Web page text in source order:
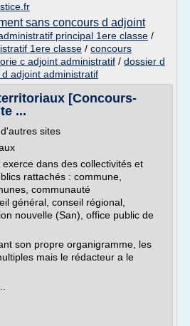
sans concours d adjoint
principal 1ere classe /
1ere classe / concours
c adjoint administratif / dossier d
adjoint administratif
[Concours-
...
sites
dans des collectivités et
rattachés : commune,
communauté
général, conseil régional,
nouvelle (San), office public de
son propre organigramme, les
mais le rédacteur a le